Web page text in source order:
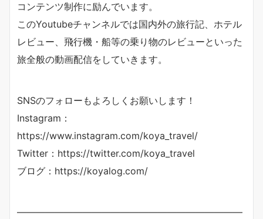
コンテンツ制作に励んでいます。
このYoutubeチャンネルでは国内外の旅行記、ホテル
レビュー、飛行機・船等の乗り物のレビューといった
旅全般の動画配信をしていきます。
SNSのフォローもよろしくお願いします！
Instagram：
https://www.instagram.com/koya_travel/
Twitter：https://twitter.com/koya_travel
ブログ：https://koyalog.com/
————————————————————————